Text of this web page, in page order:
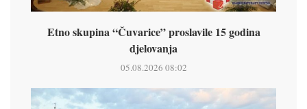
Etno skupina “Čuvarice” proslavile 15 godina
djelovanja
05.08.2026 08:02